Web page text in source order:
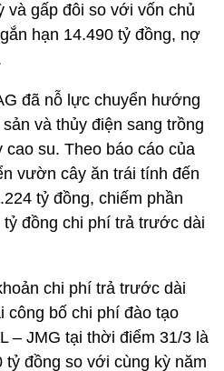
và gấp đôi so với vốn chủ
hạn 14.490 tỷ đồng, nợ
đã nỗ lực chuyển hướng
và thủy điện sang trồng
cao su. Theo báo cáo của
vườn cây ăn trái tính đến
tỷ đồng, chiếm phần
tỷ đồng chi phí trả trước dài
chi phí trả trước dài
công bố chi phí đào tạo
– JMG tại thời điểm 31/3 là
tỷ đồng so với cùng kỳ năm